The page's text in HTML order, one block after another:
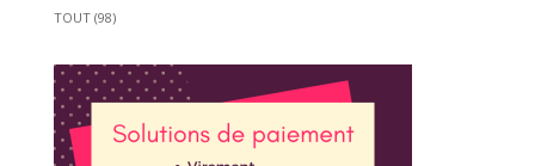
TOUT (98)